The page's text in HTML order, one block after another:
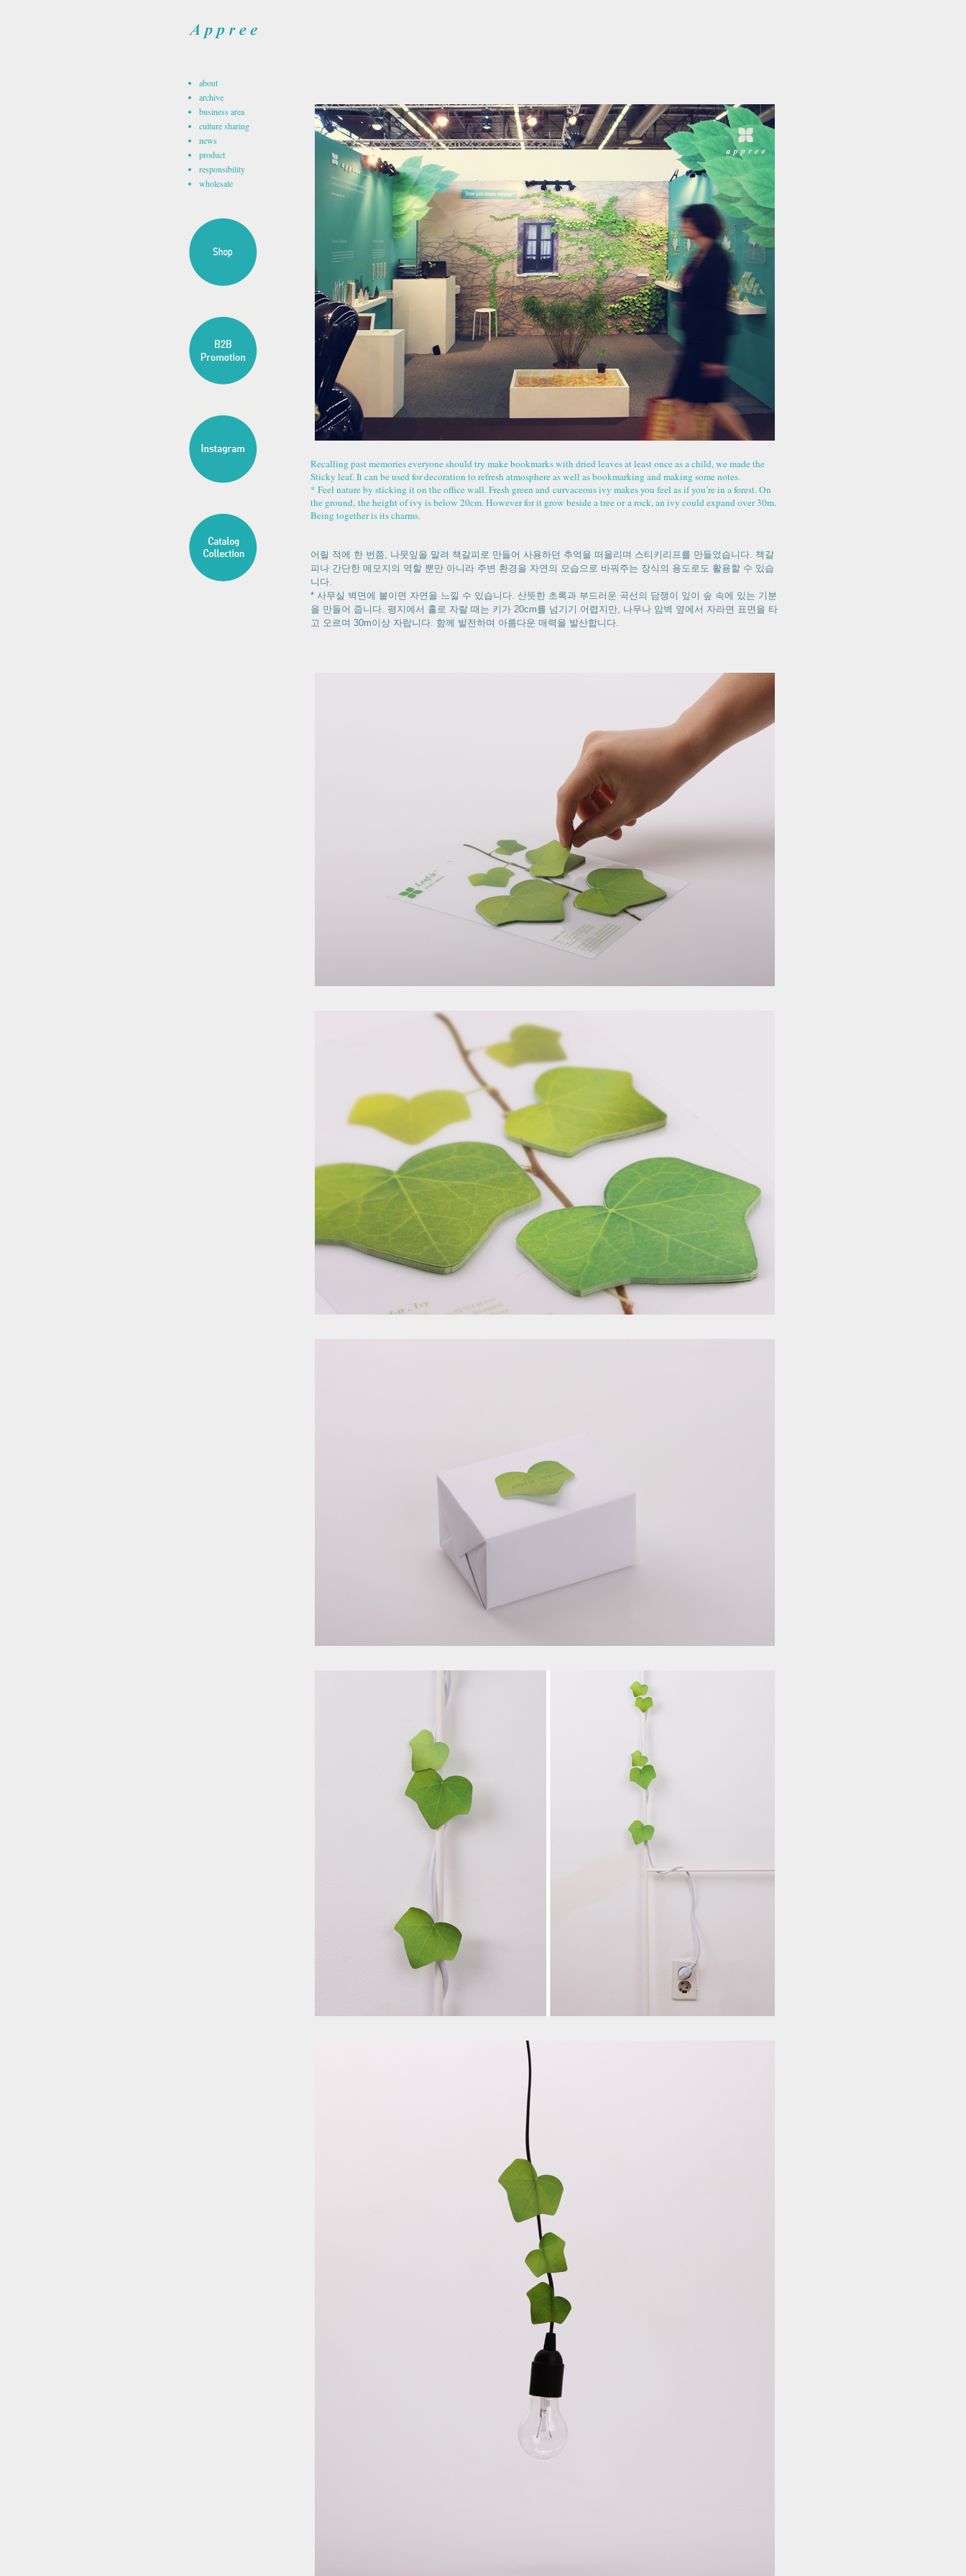
Recalling past memories everyone should try make bookmarks with dried leaves at least once as a child, we made the
Sticky leaf. It can be used for decoration to refresh atmosphere as well as bookmarking and making some notes.
* Feel nature by sticking it on the office wall. Fresh green and curvaceous ivy makes you feel as if you’re in a forest. On
the ground, the height of ivy is below 20cm. However for it grow beside a tree ora rock, an ivy could expand over 30m.
Being together is its charms.
어릴 적에 한 번쯤, 나뭇잎을 말려 책갈피로 만들어 사용하던 추억을 떠올리며 스티키리프를 만들었습니다. 책갈
피나 간단한 메모지의 역할 뿐만 아니라 주변 환경을 자연의 모습으로 바꿔주는 장식의 용도로도 활용할 수 있습
니다.
* 사무실 벽면에 붙이면 자연을 느낄 수 있습니다. 산뜻한 초록과 부드러운 곡선의 담쟁이 잎이 숲 속에 있는 기분
을 만들어 줍니다. 평지에서 홀로 자랄 때는 키가 20cm를 넘기기 어렵지만, 나무나 암벽 옆에서 자라면 표면을 타
고 오르며 30m이상 자랍니다. 함께 발전하며 아름다운 매력을 발산합니다.
about
archive
business area
culture sharing
news
product
responsibility
wholesale